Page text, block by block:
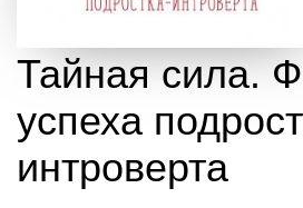
Тайная сила.
успеха
интроверта